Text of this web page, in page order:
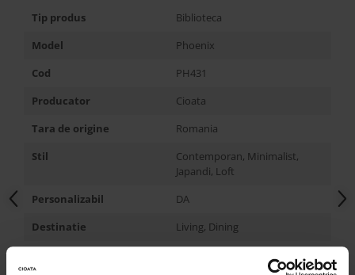
Tip produs
Biblioteca
Model
Phoenix
Cod
PH431
Producator
Cioata
Tara de origine
Romania
Stil
Contemporan, Minimalist,
Japandi, Loft
Personalizabil
DA
Destinatie
Living, Dining